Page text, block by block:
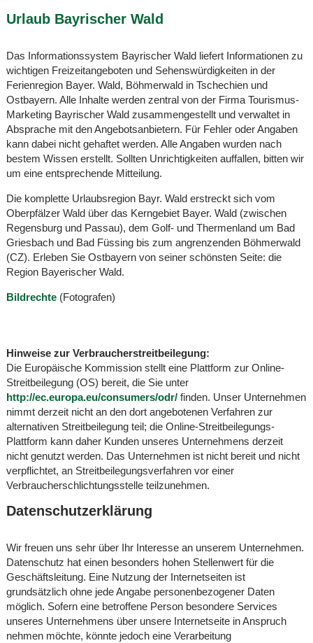
Urlaub Bayrischer Wald
Das Informationssystem Bayrischer Wald liefert Informationen zu
wichtigen Freizeitangeboten und Sehenswürdigkeiten in der
Ferienregion Bayer. Wald, Böhmerwald in Tschechien und
Ostbayern. Alle Inhalte werden zentral von der Firma Tourismus-
Marketing Bayrischer Wald zusammengestellt und verwaltet in
Absprache mit den Angebotsanbietern. Für Fehler oder Angaben
kann dabei nicht gehaftet werden. Alle Angaben wurden nach
bestem Wissen erstellt. Sollten Unrichtigkeiten auffallen, bitten wir
um eine entsprechende Mitteilung.
Die komplette Urlaubsregion Bayr. Wald erstreckt sich vom
Oberpfälzer Wald über das Kerngebiet Bayer. Wald (zwischen
Regensburg und Passau), dem Golf- und Thermenland um Bad
Griesbach und Bad Füssing bis zum angrenzenden Böhmerwald
(CZ). Erleben Sie Ostbayern von seiner schönsten Seite: die
Region Bayerischer Wald.
Bildrechte (Fotografen)
Hinweise zur Verbraucherstreitbeilegung:
Die Europäische Kommission stellt eine Plattform zur Online-
Streitbeilegung (OS) bereit, die Sie unter
http://ec.europa.eu/consumers/odr/finden. Unser Unternehmen
nimmt derzeit nicht an den dort angebotenen Verfahren zur
alternativen Streitbeilegung teil; die Online-Streitbeilegungs-
Plattform kann daher Kunden unseres Unternehmens derzeit
nicht genutzt werden. Das Unternehmen ist nicht bereit und nicht
verpflichtet, an Streitbeilegungsverfahren vor einer
Verbraucherschlichtungsstelle teilzunehmen.
Datenschutzerklärung
Wir freuen uns sehr über Ihr Interesse an unserem Unternehmen.
Datenschutz hat einen besonders hohen Stellenwert für die
Geschäftsleitung. Eine Nutzung der Internetseiten ist
grundsätzlich ohne jede Angabe personenbezogener Daten
möglich. Sofern eine betroffene Person besondere Services
unseres Unternehmens über unsere Internetseite in Anspruch
nehmen möchte, könnte jedoch eine Verarbeitung